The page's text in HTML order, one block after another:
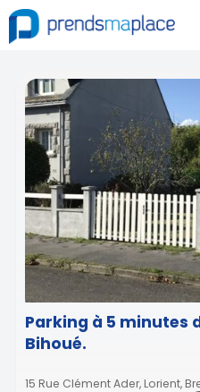
Parking à 5 minutes
Bihoué.
15 Rue Clément Ader, Lorient,